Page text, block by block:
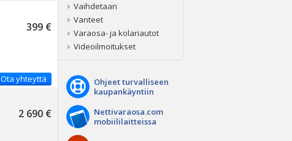
399 €
Ota yhteyttä
2 690 €
Vaihdetaan
Vanteet
Varaosa- ja kolariautot
Videoilmoitukset
Ohjeet turvalliseen
kaupankäyntiin
Nettivaraosa.com
mobiililaitteissa